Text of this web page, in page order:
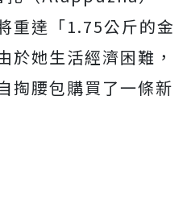
重達「1.75公斤的金
於她生活經濟困難，
掏腰包購買了一條新